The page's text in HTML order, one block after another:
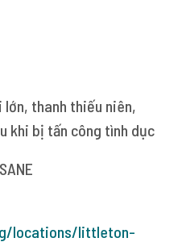
lớn, thanh thiếu niên,
khi bị tấn công tình dục
locations/littleton-